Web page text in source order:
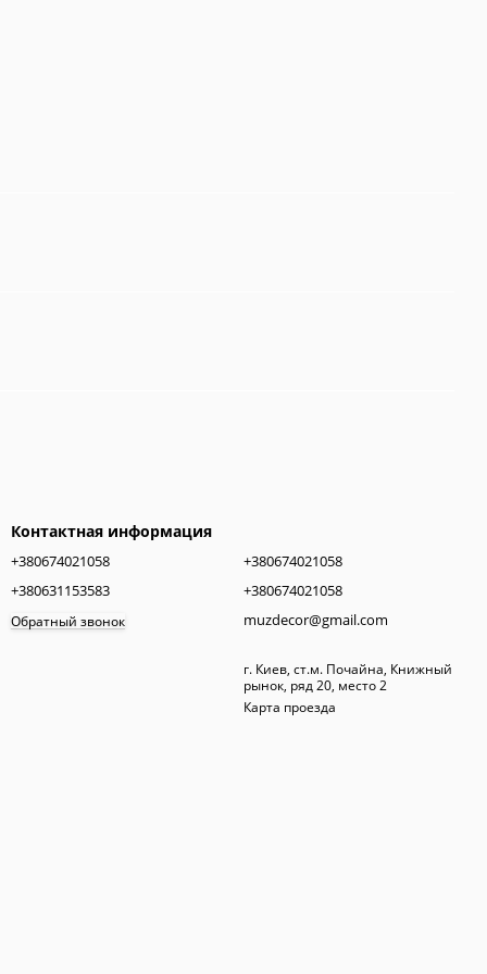
Контактная информация
+380674021058
+380631153583
Обратный звонок
+380674021058
+380674021058
muzdecor@gmail.com
г. Киев, ст.м. Почайна, Книжный
рынок, ряд 20, место 2
Карта проезда